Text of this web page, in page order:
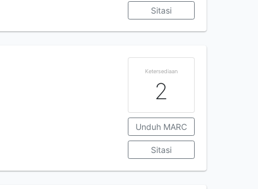
Sitasi
Ketersediaan
2
Unduh MARC
Sitasi